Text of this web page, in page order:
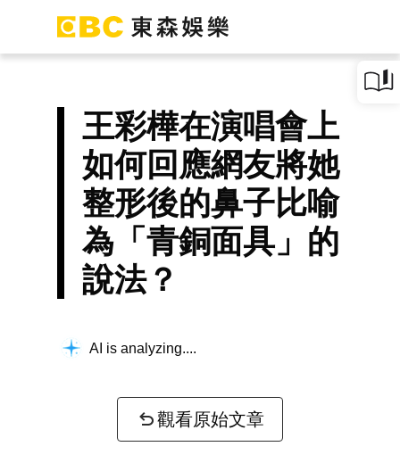
王彩樺在演唱會上
如何回應網友將她
整形後的鼻子比喻
為「青銅面具」的
說法？
AI is analyzing...
觀看原始文章